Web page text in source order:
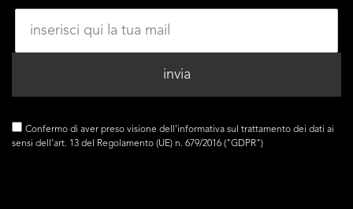
Confermo di aver preso visione dell'informativa sul trattamento dei dati ai
sensi dell’art. 13 del Regolamento (UE) n. 679/2016 ("GDPR")